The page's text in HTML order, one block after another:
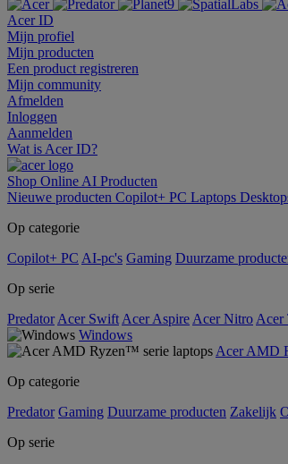
Acer ID
Mijn profiel
Mijn producten
Een product registreren
Mijn community
Afmelden
Inloggen
Aanmelden
Wat is Acer ID?
Shop Online AI Producten
Nieuwe producten Copilot+ PC Laptops
Op categorie
Copilot+ PC AI-pc's Gaming Duurzame
Op serie
Predator Acer Swift Acer Aspire Acer Nitro Acer
Windows
Acer AMD
Op categorie
Predator Gaming Duurzame producten Zakelijk
Op serie